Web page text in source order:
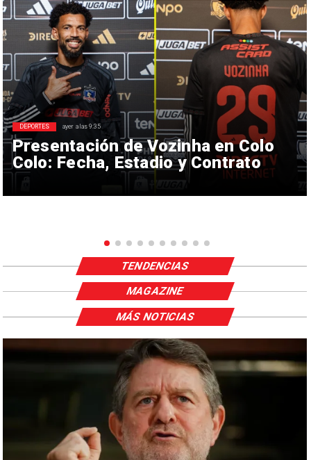
Presentación de Vozinha en Colo
Colo: Fecha, Estadio y Contrato
DEPORTES ayer a las 9:35
TENDENCIAS
MAGAZINE
MÁS NOTICIAS